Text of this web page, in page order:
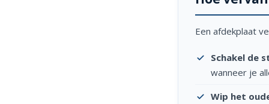
Een afdekplaat
Schakel de
wanneer je
Wip het